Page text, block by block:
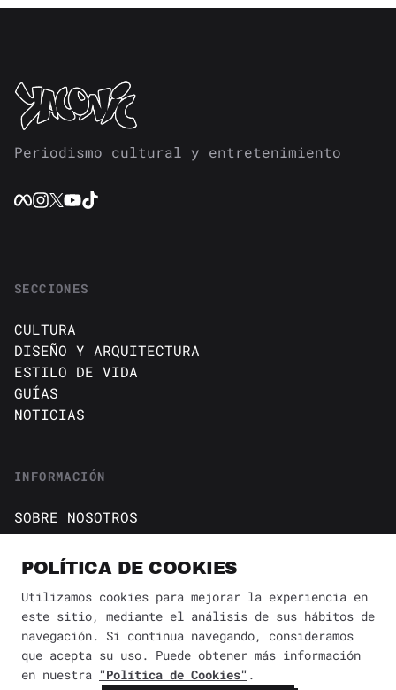
Periodismo cultural y entretenimiento
SECCIONES
CULTURA
DISEÑO Y ARQUITECTURA
ESTILO DE VIDA
GUÍAS
NOTICIAS
INFORMACIÓN
SOBRE NOSOTROS
CONTACTO
Política de cookies
✕
BÚSQUEDA
POLÍTICA DE COOKIES
Utilizamos cookies para mejorar la experiencia en
este sitio, mediante el análisis de sus hábitos de
navegación. Si continua navegando, consideramos
que acepta su uso. Puede obtener más información
en nuestra "Política de Cookies" .